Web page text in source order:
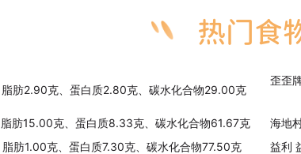
肪2.90克、蛋白质2.80克、碳水化合物29.00克
肪15.00克、蛋白质8.33克、碳水化合物61.67克
肪1.00克、蛋白质7.30克、碳水化合物77.50克